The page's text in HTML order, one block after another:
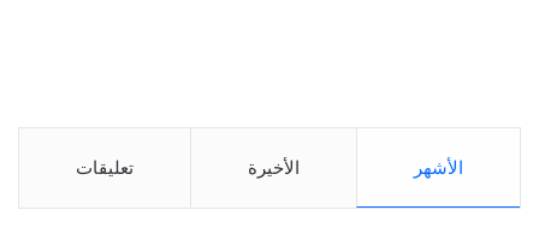
الأشهر الأخيرة تعليقات